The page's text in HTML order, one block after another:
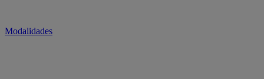
Modalidades